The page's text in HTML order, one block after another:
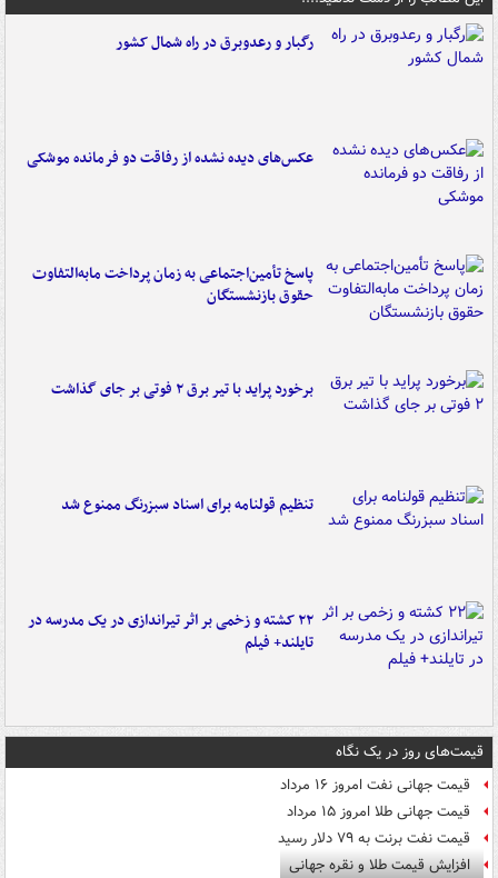
رگبار و رعدوبرق در راه شمال کشور
عکس‌های دیده نشده از رفاقت دو فرمانده‌ موشکی
پاسخ تأمین‌اجتماعی به زمان پرداخت مابه‌التفاوت
حقوق بازنشستگان
برخورد پراید با تیر برق ۲ فوتی بر جای گذاشت
تنظیم قولنامه برای اسناد سبزرنگ ممنوع شد
۲۲ کشته و زخمی بر اثر تیراندازی در یک مدرسه در
تایلند+ فیلم
قیمت‌های روز در یک نگاه
قیمت جهانی نفت امروز ۱۶ مرداد
قیمت جهانی طلا امروز ۱۵ مرداد
قیمت نفت برنت به ۷۹ دلار رسید
افزایش قیمت طلا و نقره جهانی